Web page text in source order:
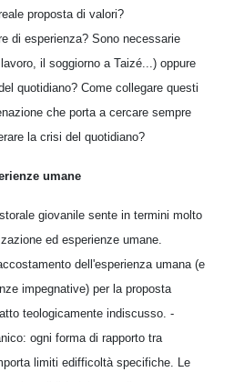
proposta di valori?
di esperienza? Sono necessarie
il soggiorno a Taizé...) oppure
quotidiano? Come collegare questi
che porta a cercare sempre
la crisi del quotidiano?
umane
giovanile sente in termini molto
ed esperienze umane.
dell'esperienza umana (e
impegnative) per la proposta
teologicamente indiscusso. -
ogni forma di rapporto tra
limiti edifficoltà specifiche. Le